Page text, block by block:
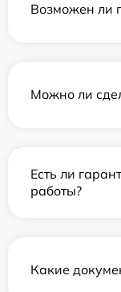
Возможен ли
Можно ли
Есть ли
работы?
Какие